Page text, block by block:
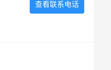
查看联系电话